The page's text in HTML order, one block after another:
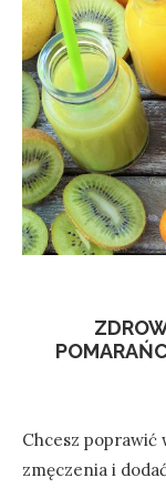
Chcesz poprawić
zmęczenia i